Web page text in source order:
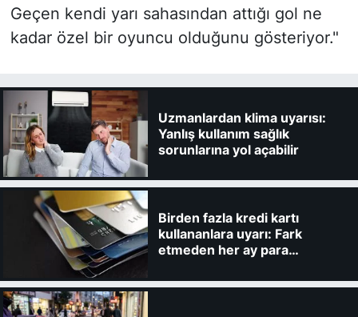
Geçen kendi yarı sahasından attığı gol ne
kadar özel bir oyuncu olduğunu gösteriyor."
Uzmanlardan klima uyarısı:
Yanlış kullanım sağlık
sorunlarına yol açabilir
Birden fazla kredi kartı
kullananlara uyarı: Fark
etmeden her ay para